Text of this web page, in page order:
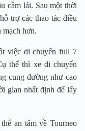
cầm lái. Sau một thời
trợ các thao tác điều
mạch hơn.
việc di chuyển full 7
thể thì xe di chuyển
cung đường như cao
gian nhất định để lấy
an tâm về Tourneo